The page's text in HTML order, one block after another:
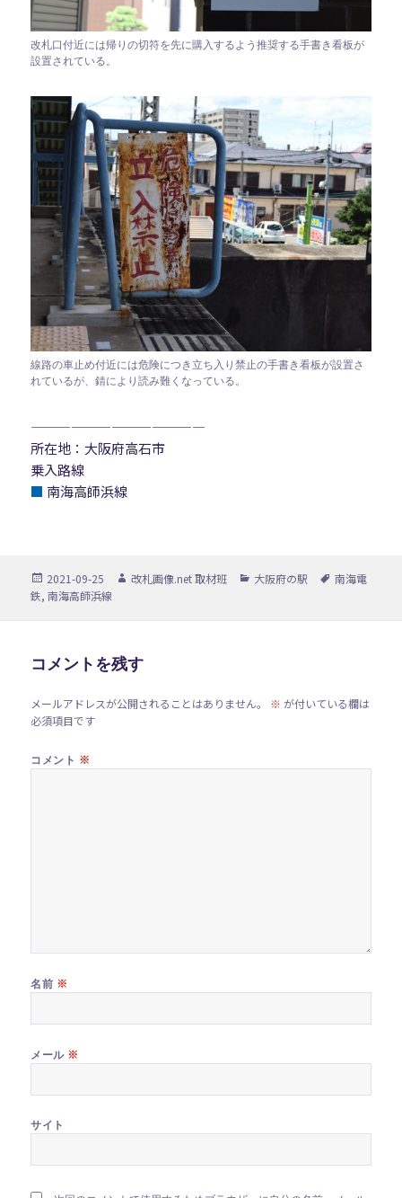
改札口付近には帰りの切符を先に購入するよう推奨する手書き看板が
設置されている。
線路の車止め付近には危険につき立ち入り禁止の手書き看板が設置さ
れているが、錆により読み難くなっている。
—————————————
所在地：大阪府高石市
乗入路線
■ 南海高師浜線
投
稿
2021-09-25
作
改札画像.net 取材班
カ
大阪府の駅
タ
南海電
鉄,南海高師浜線
コメントを残す
メールアドレスが公開されることはありません。 ※ が付いている欄は
必須項目です
コメント ※
名前 ※
メール ※
サイト